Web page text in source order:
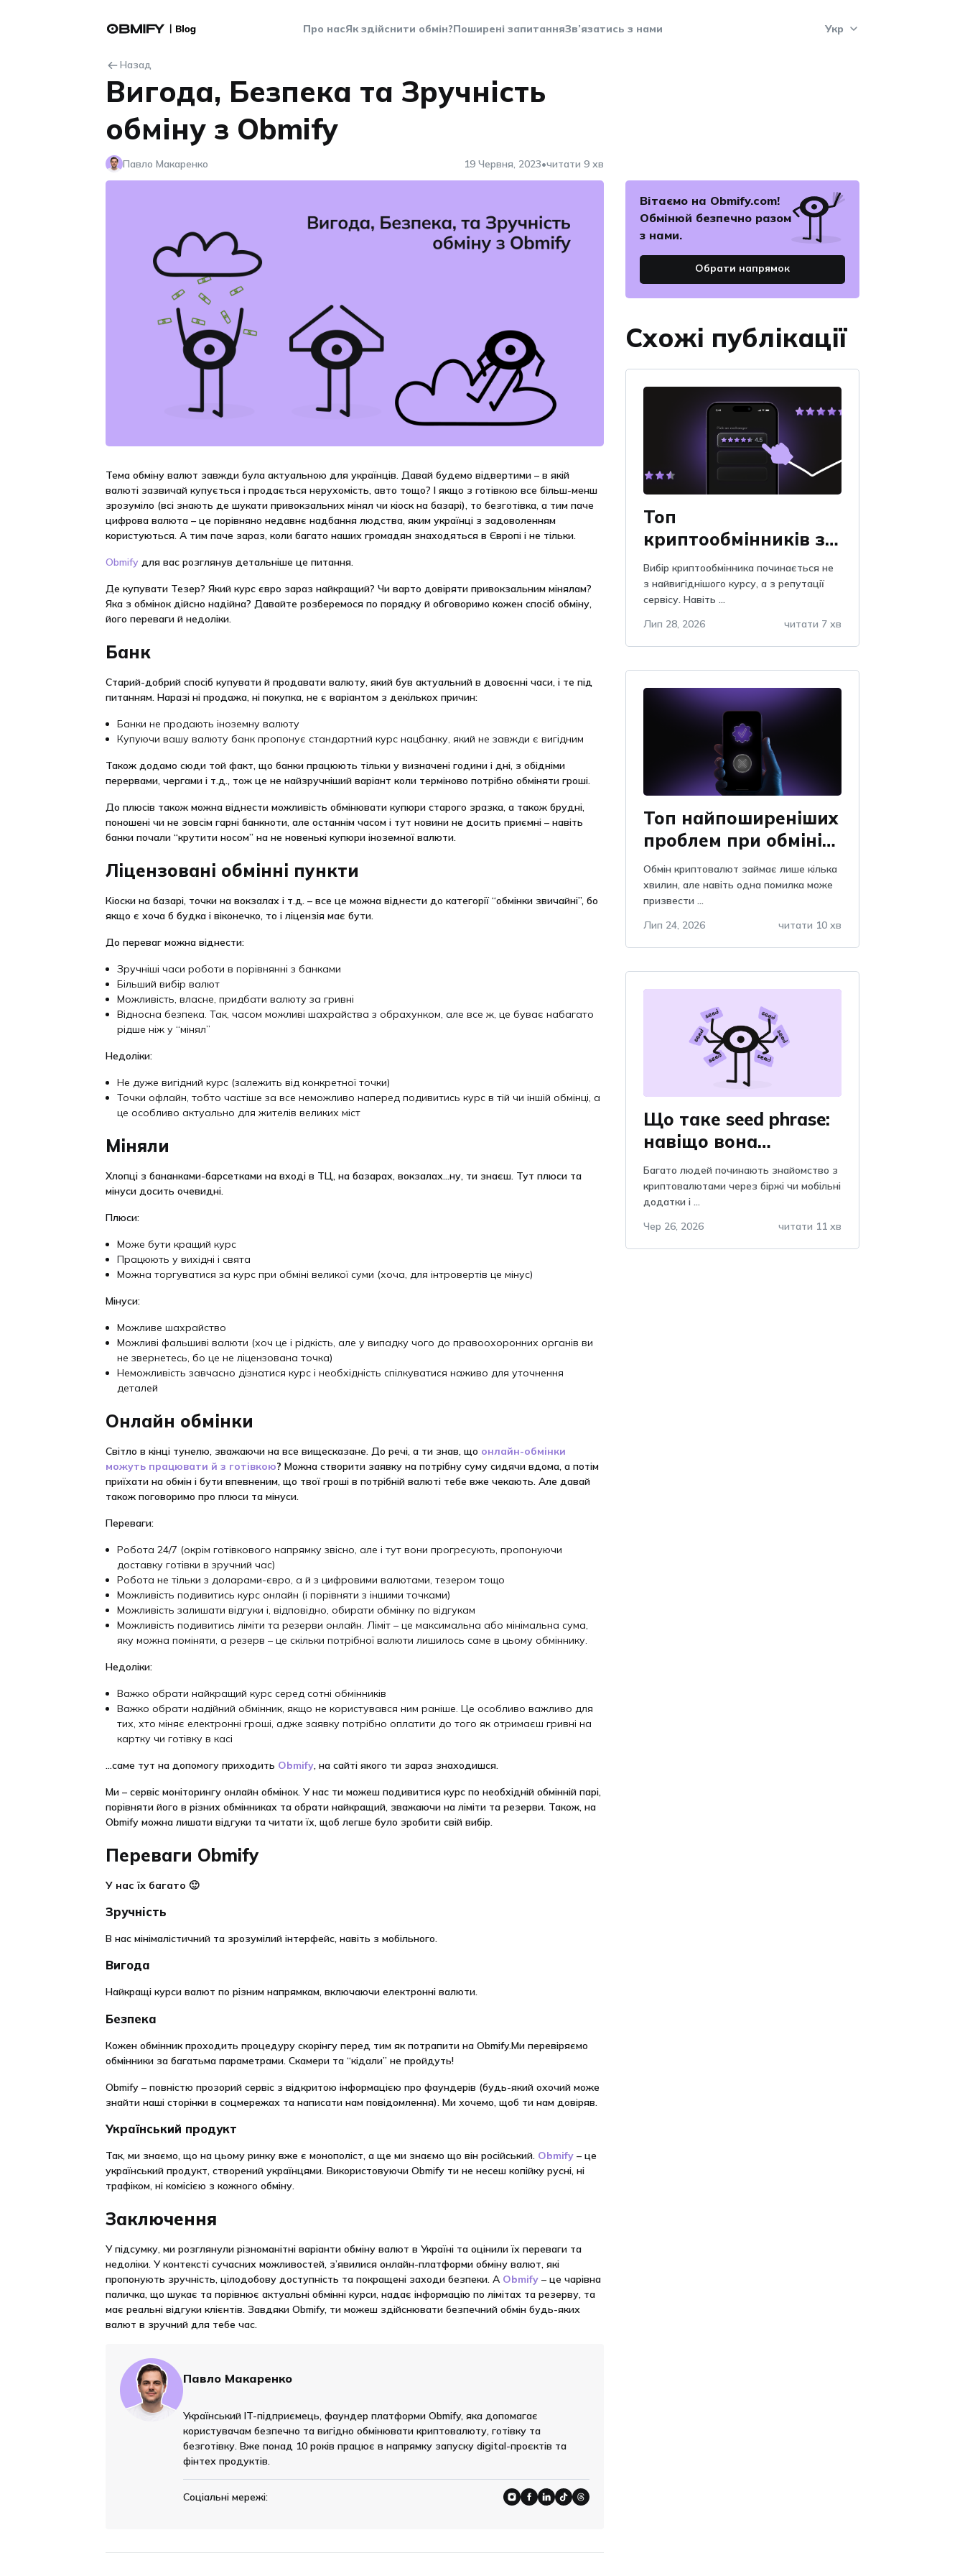
Про насЯк здійснити обмін?Поширені запитанняЗв’язатись з нами Укр
Pol
Назад
Вигода, Безпека та Зручність
обміну з Obmify
Павло Макаренко 19 Червня, 2023•читати 9 хв
Тема обміну валют завжди була актуальною для українців. Давай будемо відвертими – в якій
валюті зазвичай купується і продається нерухомість, авто тощо? І якщо з готівкою все більш-менш
зрозуміло (всі знають де шукати привокзальних мінял чи кіоск на базарі), то безготівка, а тим паче
цифрова валюта – це порівняно недавнє надбання людства, яким українці з задоволенням
користуються. А тим паче зараз, коли багато наших громадян знаходяться в Європі і не тільки.
Obmify для вас розглянув детальніше це питання.
Де купувати Тезер? Який курс євро зараз найкращий? Чи варто довіряти привокзальним мінялам?
Яка з обмінок дійсно надійна? Давайте розберемося по порядку й обговоримо кожен спосіб обміну,
його переваги й недоліки.
Банк
Старий-добрий спосіб купувати й продавати валюту, який був актуальний в довоєнні часи, і те під
питанням. Наразі ні продажа, ні покупка, не є варіантом з декількох причин:
Банки не продають іноземну валюту
Купуючи вашу валюту банк пропонує стандартний курс нацбанку, який не завжди є вигідним
Також додамо сюди той факт, що банки працюють тільки у визначені години і дні, з обідніми
перервами, чергами і т.д., тож це не найзручніший варіант коли терміново потрібно обміняти гроші.
До плюсів також можна віднести можливість обмінювати купюри старого зразка, а також брудні,
поношені чи не зовсім гарні банкноти, але останнім часом і тут новини не досить приємні – навіть
банки почали “крутити носом” на не новенькі купюри іноземної валюти.
Ліцензовані обмінні пункти
Кіоски на базарі, точки на вокзалах і т.д. – все це можна віднести до категорії “обмінки звичайні”, бо
якщо є хоча б будка і віконечко, то і ліцензія має бути.
До переваг можна віднести:
Зручніші часи роботи в порівнянні з банками
Більший вибір валют
Можливість, власне, придбати валюту за гривні
Відносна безпека. Так, часом можливі шахрайства з обрахунком, але все ж, це буває набагато
рідше ніж у “мінял”
Недоліки:
Не дуже вигідний курс (залежить від конкретної точки)
Точки офлайн, тобто частіше за все неможливо наперед подивитись курс в тій чи іншій обмінці, а
це особливо актуально для жителів великих міст
Міняли
Хлопці з бананками-барсетками на вході в ТЦ, на базарах, вокзалах…ну, ти знаєш. Тут плюси та
мінуси досить очевидні.
Плюси:
Може бути кращий курс
Працюють у вихідні і свята
Можна торгуватися за курс при обміні великої суми (хоча, для інтровертів це мінус)
Мінуси:
Можливе шахрайство
Можливі фальшиві валюти (хоч це і рідкість, але у випадку чого до правоохоронних органів ви
не звернетесь, бо це не ліцензована точка)
Неможливість завчасно дізнатися курс і необхідність спілкуватися наживо для уточнення
деталей
Онлайн обмінки
Світло в кінці тунелю, зважаючи на все вищесказане. До речі, а ти знав, що онлайн-обмінки
можуть працювати й з готівкою? Можна створити заявку на потрібну суму сидячи вдома, а потім
приїхати на обмін і бути впевненим, що твої гроші в потрібній валюті тебе вже чекають. Але давай
також поговоримо про плюси та мінуси.
Переваги:
Робота 24/7 (окрім готівкового напрямку звісно, але і тут вони прогресують, пропонуючи
доставку готівки в зручний час)
Робота не тільки з доларами-євро, а й з цифровими валютами, тезером тощо
Можливість подивитись курс онлайн (і порівняти з іншими точками)
Можливість залишати відгуки і, відповідно, обирати обмінку по відгукам
Можливість подивитись ліміти та резерви онлайн. Ліміт – це максимальна або мінімальна сума,
яку можна поміняти, а резерв – це скільки потрібної валюти лишилось саме в цьому обміннику.
Недоліки:
Важко обрати найкращий курс серед сотні обмінників
Важко обрати надійний обмінник, якщо не користувався ним раніше. Це особливо важливо для
тих, хто міняє електронні гроші, адже заявку потрібно оплатити до того як отримаєш гривні на
картку чи готівку в касі
…саме тут на допомогу приходить Obmify, на сайті якого ти зараз знаходишся.
Ми – сервіс моніторингу онлайн обмінок. У нас ти можеш подивитися курс по необхідній обмінній парі,
порівняти його в різних обмінниках та обрати найкращий, зважаючи на ліміти та резерви. Також, на
Obmify можна лишати відгуки та читати їх, щоб легше було зробити свій вибір.
Переваги Obmify
У нас їх багато 🙂
Зручність
В нас мінімалістичний та зрозумілий інтерфейс, навіть з мобільного.
Вигода
Найкращі курси валют по різним напрямкам, включаючи електронні валюти.
Безпека
Кожен обмінник проходить процедуру скорінгу перед тим як потрапити на Obmify.Ми перевіряємо
обмінники за багатьма параметрами. Скамери та “кідали” не пройдуть!
Obmify – повністю прозорий сервіс з відкритою інформацією про фаундерів (будь-який охочий може
знайти наші сторінки в соцмережах та написати нам повідомлення). Ми хочемо, щоб ти нам довіряв.
Український продукт
Так, ми знаємо, що на цьому ринку вже є монополіст, а ще ми знаємо що він російський. Obmify – це
український продукт, створений українцями. Використовуючи Obmify ти не несеш копійку русні, ні
трафіком, ні комісією з кожного обміну.
Заключення
У підсумку, ми розглянули різноманітні варіанти обміну валют в Україні та оцінили їх переваги та
недоліки. У контексті сучасних можливостей, з’явилися онлайн-платформи обміну валют, які
пропонують зручність, цілодобову доступність та покращені заходи безпеки. А Obmify – це чарівна
паличка, що шукає та порівнює актуальні обмінні курси, надає інформацію по лімітах та резерву, та
має реальні відгуки клієнтів. Завдяки Obmify, ти можеш здійснювати безпечний обмін будь-яких
валют в зручний для тебе час.
Павло Макаренко
Український IT-підприємець, фаундер платформи Obmify, яка допомагає
користувачам безпечно та вигідно обмінювати криптовалюту, готівку та
безготівку. Вже понад 10 років працює в напрямку запуску digital-проєктів та
фінтех продуктів.
Соціальні мережі:
Вітаємо на Obmify.com!
Обмінюй безпечнo разом
з нами.
Обрати напрямок
Схожі публікації
Топ
криптообмінників за
відгуками на Obmify
Вибір криптообмінника починається не
з найвигіднішого курсу, а з репутації
сервісу. Навіть ...
Лип 28, 2026
читати 7 хв
Топ найпоширеніших
проблем при обміні
криптовалют: як їх
уникнути
Обмін криптовалют займає лише кілька
хвилин, але навіть одна помилка може
призвести ...
Лип 24, 2026
читати 10 хв
Що таке seed phrase:
навіщо вона
потрібна, пояснення
та важливість, чому
не можна зберігати в
telegram?
Багато людей починають знайомство з
криптовалютами через біржі чи мобільні
додатки і ...
Чер 26, 2026
читати 11 хв